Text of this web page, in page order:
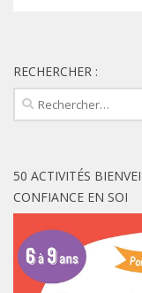
RECHERCHER :
Rechercher :
50 ACTIVITÉS
CONFIANCE EN SOI